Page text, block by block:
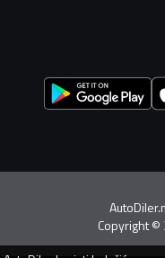
Copyright©